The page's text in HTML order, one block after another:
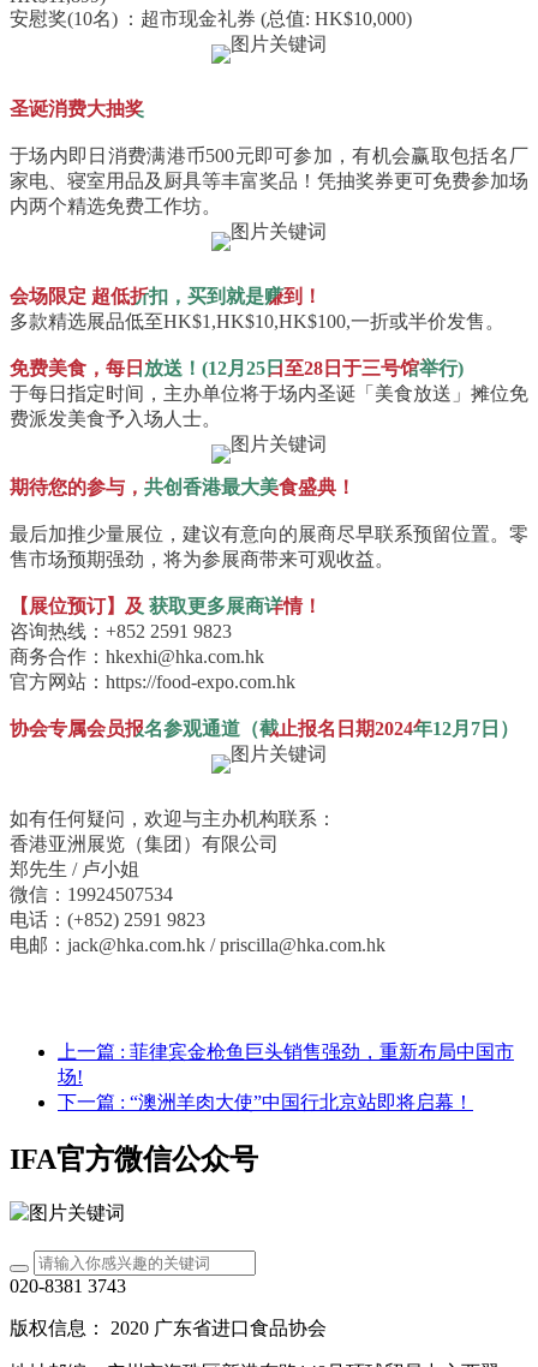
安慰奖(10名) ：超市现金礼券 (总值: HK$10,000)
圣诞消费大抽奖
于场内即日消费满港币500元即可参加，有机会赢取包括名厂
家电、寝室用品及厨具等丰富奖品！凭抽奖券更可免费参加场
内两个精选免费工作坊。
会场限定 超低折扣，买到就是赚到！
多款精选展品低至HK$1,HK$10,HK$100,一折或半价发售。
免费美食，每日放送！(12月25日至28日于三号馆举行)
于每日指定时间，主办单位将于场内圣诞「美食放送」摊位免
费派发美食予入场人士。
期待您的参与，共创香港最大美食盛典！
最后加推少量展位，建议有意向的展商尽早联系预留位置。零
售市场预期强劲，将为参展商带来可观收益。
【展位预订】及 获取更多展商详情！
咨询热线：+852 2591 9823
商务合作：hkexhi@hka.com.hk
官方网站：https://food-expo.com.hk
协会专属会员报名参观通道（截止报名日期2024年12月7日）
如有任何疑问，欢迎与主办机构联系：
香港亚洲展览（集团）有限公司
郑先生 / 卢小姐
微信：19924507534
电话：(+852) 2591 9823
电邮：jack@hka.com.hk / priscilla@hka.com.hk
上一篇 : 菲律宾金枪鱼巨头销售强劲，重新布局中国市
场!
下一篇 : “澳洲羊肉大使”中国行北京站即将启幕！
IFA官方微信公众号
020-8381 3743
版权信息： 2020 广东省进口食品协会